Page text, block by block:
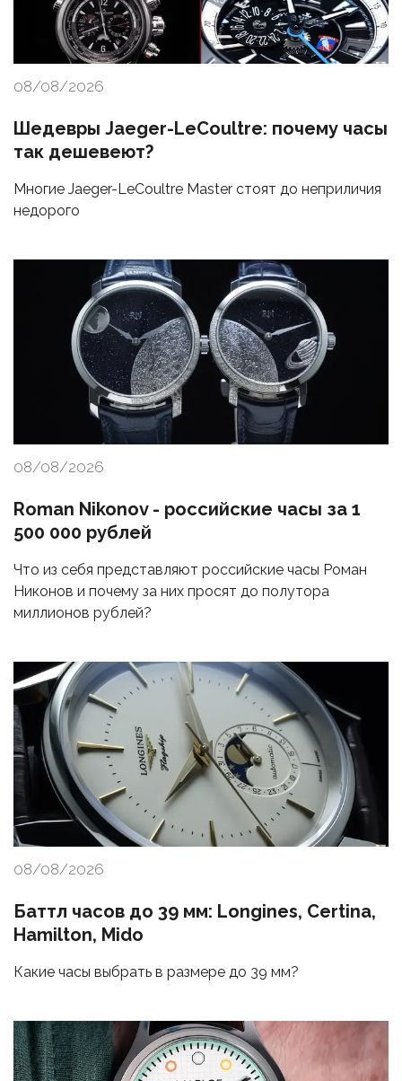
08/08/2026
Шедевры Jaeger-LeCoultre: почему часы
так дешевеют?
Многие Jaeger-LeCoultre Master стоят до неприличия
недорого
08/08/2026
Roman Nikonov - российские часы за 1
500 000 рублей
Что из себя представляют российские часы Роман
Никонов и почему за них просят до полутора
миллионов рублей?
08/08/2026
Баттл часов до 39 мм: Longines, Certina,
Hamilton, Mido
Какие часы выбрать в размере до 39 мм?